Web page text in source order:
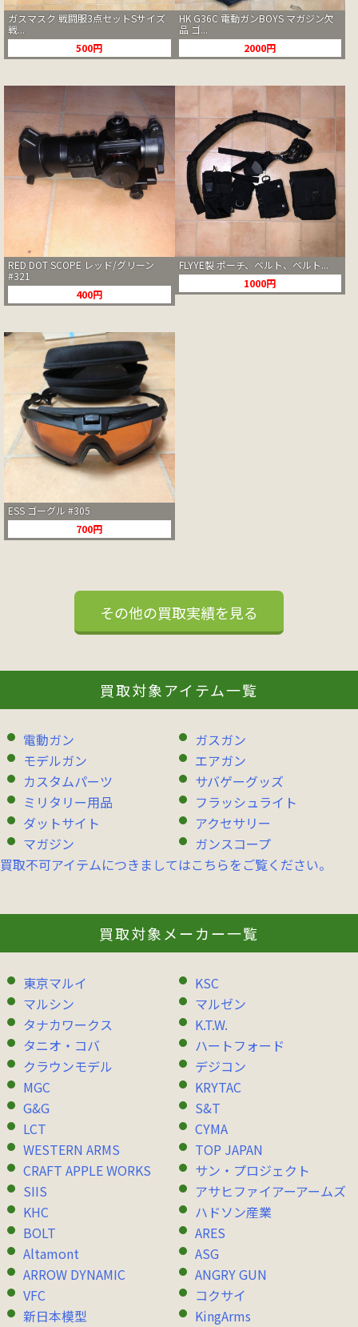
ガスマスク 戦闘服3点セットSサイズ
戦...
500円
HK G36C 電動ガンBOYS マガジン欠
品 ゴ...
2000円
RED DOT SCOPE レッド/グリーン
#321
400円
FLYYE製 ポーチ、ベルト、ベルト...
1000円
ESS ゴーグル #305
700円
その他の買取実績を見る
買取対象アイテム一覧
電動ガン
ガスガン
モデルガン
エアガン
カスタムパーツ
サバゲーグッズ
ミリタリー用品
フラッシュライト
ダットサイト
アクセサリー
マガジン
ガンスコープ
買取不可アイテムにつきましてはこちらをご覧ください。
買取対象メーカー一覧
東京マルイ
KSC
マルシン
マルゼン
タナカワークス
K.T.W.
タニオ・コバ
ハートフォード
クラウンモデル
デジコン
MGC
KRYTAC
G&G
S&T
LCT
CYMA
WESTERN ARMS
TOP JAPAN
CRAFT APPLE WORKS
サン・プロジェクト
SIIS
アサヒファイアーアームズ
KHC
ハドソン産業
BOLT
ARES
Altamont
ASG
ARROW DYNAMIC
ANGRY GUN
VFC
コクサイ
新日本模型
KingArms